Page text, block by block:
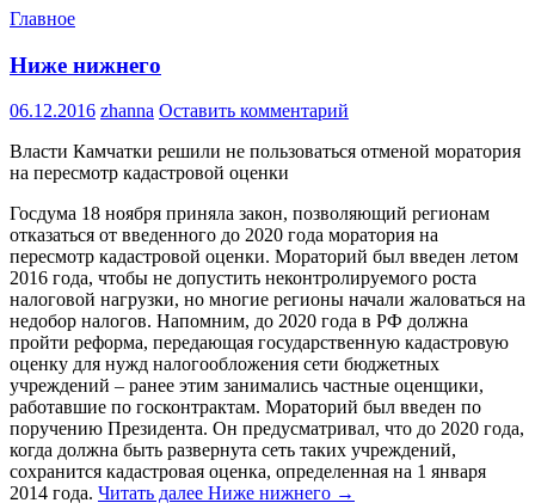
Главное
Ниже нижнего
06.12.2016 zhanna Оставить комментарий
Власти Камчатки решили не пользоваться отменой моратория
на пересмотр кадастровой оценки
Госдума 18 ноября приняла закон, позволяющий регионам
отказаться от введенного до 2020 года моратория на
пересмотр кадастровой оценки. Мораторий был введен летом
2016 года, чтобы не допустить неконтролируемого роста
налоговой нагрузки, но многие регионы начали жаловаться на
недобор налогов. Напомним, до 2020 года в РФ должна
пройти реформа, передающая государственную кадастровую
оценку для нужд налогообложения сети бюджетных
учреждений – ранее этим занимались частные оценщики,
работавшие по госконтрактам. Мораторий был введен по
поручению Президента. Он предусматривал, что до 2020 года,
когда должна быть развернута сеть таких учреждений,
сохранится кадастровая оценка, определенная на 1 января
2014 года. Читать далее Ниже нижнего →